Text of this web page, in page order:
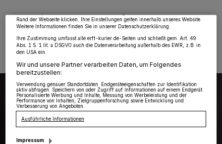
02.09.2025 , 08:00 Uhr 2 Minuten Lesezeit
Rand der Webseite klicken. Ihre Einstellungen gelten innerhalb unseres Website.
Weitere Informationen finden Sie in unserer Datenschutzerklärung.
Ihre Zustimmung umfasst alle erft-kurier.de-Seiten und schließt gem. Art. 49
Abs. 1 S. 1 lit. a DSGVO auch die Datenverarbeitung außerhalb des EWR, z.B. in
den USA ein.
Wir und unsere Partner verarbeiten Daten, um Folgendes
bereitzustellen:
Verwendung genauer Standortdaten. Endgeräteeigenschaften zur Identifikation
aktiv abfragen. Speichern von oder Zugriff auf Informationen auf einem Endgerät.
Personalisierte Werbung und Inhalte, Messung von Werbeleistung und der
Performance von Inhalten, Zielgruppenforschung sowie Entwicklung und
Verbesserung von Angeboten.
Ausführliche Informationen
Impressum